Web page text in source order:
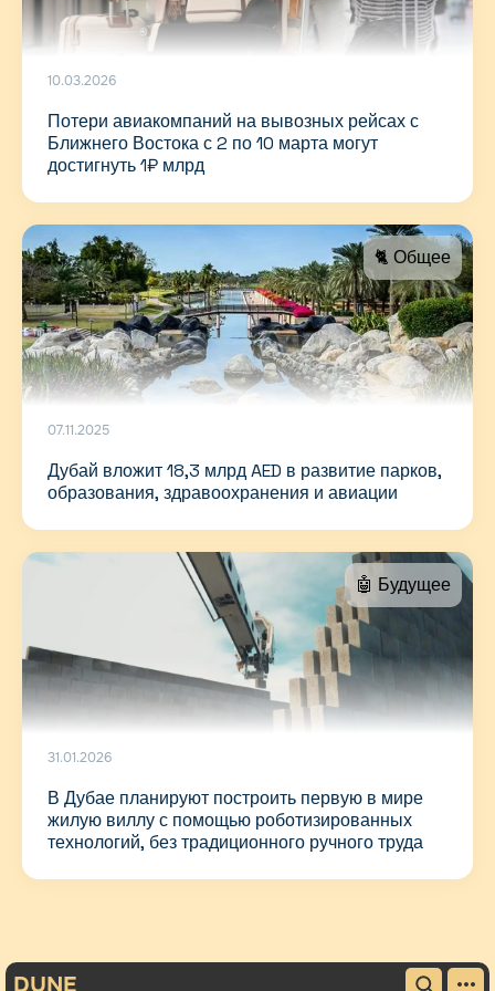
10.03.2026
Потери авиакомпаний на вывозных рейсах с
Ближнего Востока с 2 по 10 марта могут
достигнуть 1₽ млрд
🐈 Общее
07.11.2025
Дубай вложит 18,3 млрд AED в развитие парков,
образования, здравоохранения и авиации
🤖 Будущее
31.01.2026
В Дубае планируют построить первую в мире
жилую виллу с помощью роботизированных
технологий, без традиционного ручного труда
DUNE